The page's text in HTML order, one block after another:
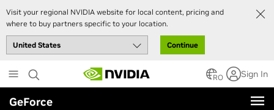
Visit your regional NVIDIA website for local content, pricing and
where to buy partners specific to your location.
Continue
to
main
content
RO Sign In
GeForce